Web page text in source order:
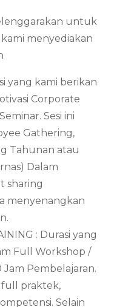
untuk
menyediakan
yang kami berikan
Corporate
Sesi ini
Gathering,
Tahunan atau
Dalam
sharing
menyenangkan
: Durasi yang
Full Workshop /
Jam Pembelajaran.
full praktek,
Selain